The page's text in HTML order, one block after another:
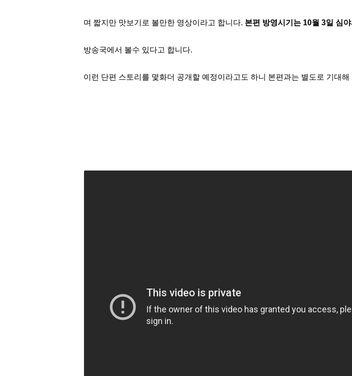
며 짧지만 맛보기로 볼만한 영상이라고 합니다. 본편 방영시기는 10월 3일 심
방송국에서 볼수 있다고 합니다.
이런 단편 스토리를 몇화더 공개할 예정이라고도 하니 본편과는 별도로 기대